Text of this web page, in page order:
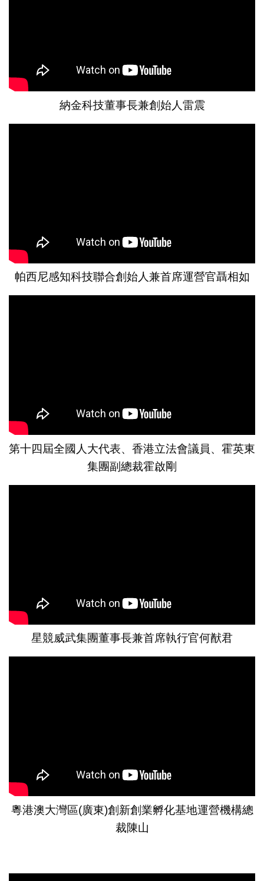
納金科技董事長兼創始人雷震
帕西尼感知科技聯合創始人兼首席運營官聶相如
第十四屆全國人大代表、香港立法會議員、霍英東
集團副總裁霍啟剛
星競威武集團董事長兼首席執行官何猷君
粵港澳大灣區(廣東)創新創業孵化基地運營機構總
裁陳山